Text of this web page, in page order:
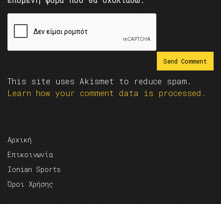
This site uses Akismet to reduce spam.
Learn how your comment data is processed.
Αρχική
Επικοινωνία
Ionian Sports
Όροι Χρήσης